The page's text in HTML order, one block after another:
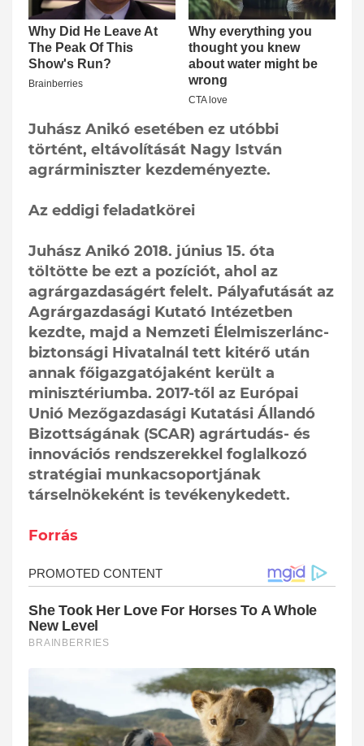
Juhász Anikó esetében ez utóbbi
történt, eltávolítását Nagy István
agrárminiszter kezdeményezte.
Az eddigi feladatkörei
Juhász Anikó 2018. június 15. óta
töltötte be ezt a pozíciót, ahol az
agrárgazdaságért felelt. Pályafutását az
Agrárgazdasági Kutató Intézetben
kezdte, majd a Nemzeti Élelmiszerlánc-
biztonsági Hivatalnál tett kitérő után
annak főigazgatójaként került a
minisztériumba. 2017-től az Európai
Unió Mezőgazdasági Kutatási Állandó
Bizottságának (SCAR) agrártudás- és
innovációs rendszerekkel foglalkozó
stratégiai munkacsoportjának
társelnökeként is tevékenykedett.
Forrás